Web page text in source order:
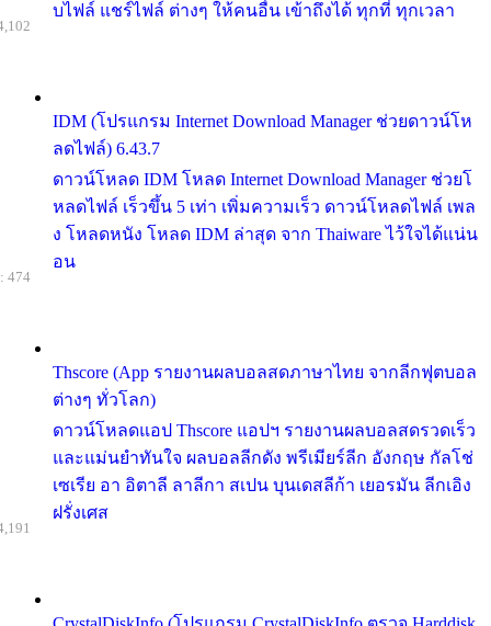
บไฟล์ แชร์ไฟล์ ต่างๆ ให้คนอื่น เข้าถึงได้ ทุกที่ ทุกเวลา
IDM (โปรแกรม Internet Download Manager ช่วยดาวน์โห
ลดไฟล์) 6.43.7
ดาวน์โหลด IDM โหลด Internet Download Manager ช่วยโ
หลดไฟล์ เร็วขึ้น 5 เท่า เพิ่มความเร็ว ดาวน์โหลดไฟล์ เพล
ง โหลดหนัง โหลด IDM ล่าสุด จาก Thaiware ไว้ใจได้แน่น
อน
Thscore (App รายงานผลบอลสดภาษาไทย จากลีกฟุตบอล
ต่างๆ ทั่วโลก)
ดาวน์โหลดแอป Thscore แอปฯ รายงานผลบอลสดรวดเร็ว
และแม่นยำทันใจ ผลบอลลีกดัง พรีเมียร์ลีก อังกฤษ กัลโช่
เซเรีย อา อิตาลี ลาลีกา สเปน บุนเดสลีก้า เยอรมัน ลีกเอิง
ฝรั่งเศส
474